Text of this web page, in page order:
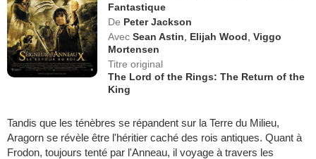
Fantastique
De Peter Jackson
Avec Sean Astin Elijah Wood ,Viggo
Mortensen
Titre original
The Lord of the Rings: The Return of the
King
Tandis que les ténèbres se répandent sur la Terre du Milieu,
Aragorn se révèle être l'héritier caché des rois antiques. Quant à
Frodon, toujours tenté par l'Anneau, il voyage à travers les